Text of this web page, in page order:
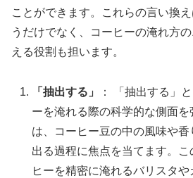
ことができます。これらの言い換
うだけでなく、コーヒーの淹れ方
える役割も担います。
「抽出する」
： 「抽出する」
ーを淹れる際の科学的な側面
は、コーヒー豆の中の風味や
出る過程に焦点を当てます。
ヒーを精密に淹れるバリスタ